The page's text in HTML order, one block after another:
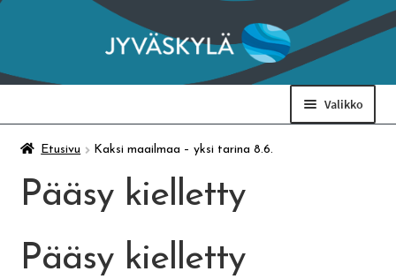
Siirry
navigointiin
Siirry
sisältöön
Valikko
Taidemuseo & Ratamo
Suomen käsityön museo
Skeittihalli
Etusivu Kaksi maailmaa – yksi tarina 8.6.
Pääsy kielletty
Pääsy kielletty